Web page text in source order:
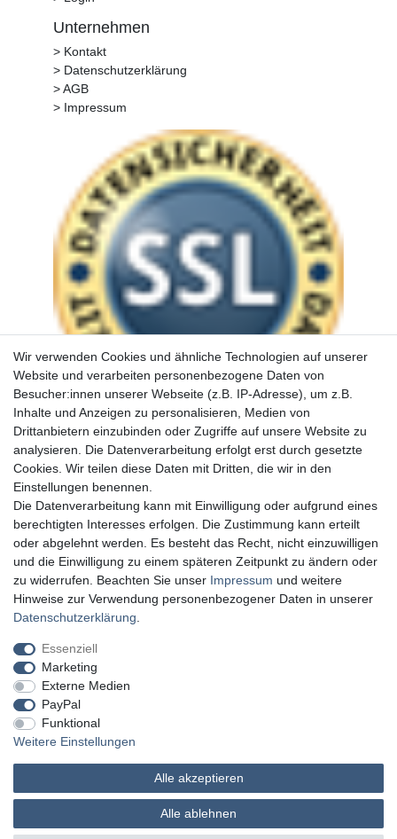
Unternehmen
> Kontakt
> Datenschutzerklärung
> AGB
> Impressum
MATHES Werkzeuge und Maschinen
Wir verwenden Cookies und ähnliche Technologien auf unserer
Website und verarbeiten personenbezogene Daten von
Besucher:innen unserer Webseite (z.B. IP-Adresse), um z.B.
Inhalte und Anzeigen zu personalisieren, Medien von
Drittanbietern einzubinden oder Zugriffe auf unsere Website zu
analysieren. Die Datenverarbeitung erfolgt erst durch gesetzte
Cookies. Wir teilen diese Daten mit Dritten, die wir in den
Einstellungen benennen.
Die Datenverarbeitung kann mit Einwilligung oder aufgrund eines
berechtigten Interesses erfolgen. Die Zustimmung kann erteilt
oder abgelehnt werden. Es besteht das Recht, nicht einzuwilligen
und die Einwilligung zu einem späteren Zeitpunkt zu ändern oder
zu widerrufen. Beachten Sie unser Impressum und weitere
Hinweise zur Verwendung personenbezogener Daten in unserer
Daten­schutz­erklärung
Essenziell
Marketing
Externe Medien
PayPal
Funktional
Weitere Einstellungen
Alle akzeptieren
Alle ablehnen